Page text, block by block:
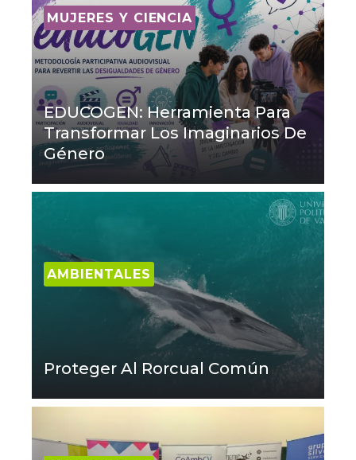
MUJERES Y CIENCIA
EDUCOGEN: Herramienta Para
Transformar Los Imaginarios De
Género
AMBIENTALES
Proteger Al Rorcual Común